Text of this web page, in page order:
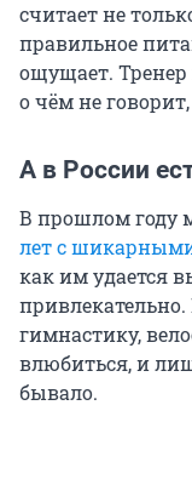
считает не
правильное
ощущает. Тренер
о чём не
А в России
В прошлом году
лет с
как им удается
гимнастику,
влюбиться, и
бывало.